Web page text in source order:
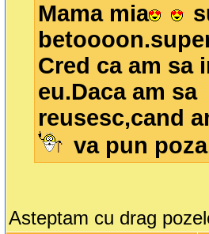
Mama mia
Cred ca am sa
eu.Daca am sa
reusesc,cand
va pun
Asteptam cu drag